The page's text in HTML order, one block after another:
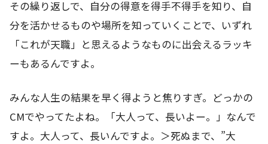
その繰り返しで、自分の得意を得手不得手を知り、自
分を活かせるものや場所を知っていくことで、いずれ
「これが天職」と思えるようなものに出会えるラッキ
ーもあるんですよ。
みんな人生の結果を早く得ようと焦りすぎ。どっかの
CMでやってたよね。「大人って、長いよー。」なんで
すよ。大人って、長いんですよ。＞死ぬまで、”大